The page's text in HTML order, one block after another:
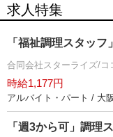
求人特集
「福祉調理スタッ
合同会社スターライズ/コ
時給1,177円
アルバイト・パート / 大
「週3から可」調理